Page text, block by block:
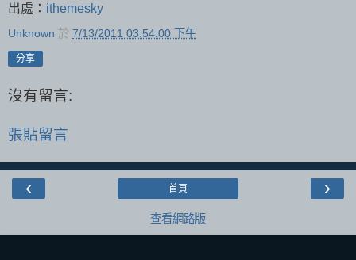
出處： ithemesky
Unknown 於 7/13/2011 03:54:00 下午
分享
沒有留言:
張貼留言
‹ ›
首頁
查看網路版